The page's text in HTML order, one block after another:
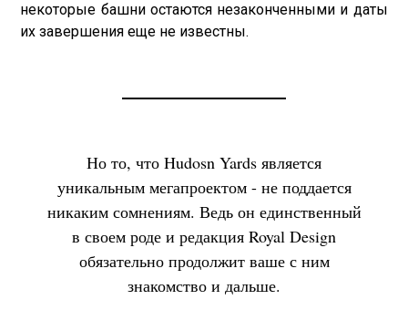
некоторые башни остаются незаконченными и даты
их завершения еще не известны.
Но то, что Hudosn Yards является
уникальным мегапроектом - не поддается
никаким сомнениям. Ведь он единственный
в своем роде и редакция Royal Design
обязательно продолжит ваше с ним
знакомство и дальше.